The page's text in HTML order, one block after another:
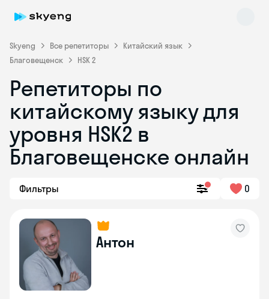
Skyeng Все репетиторы
Китайский язык
Благовещенск
HSK 2
Репетиторы по
китайскому языку для
уровня HSK2 в
Благовещенске онлайн
Фильтры 0
Антон
Skyeng Chat